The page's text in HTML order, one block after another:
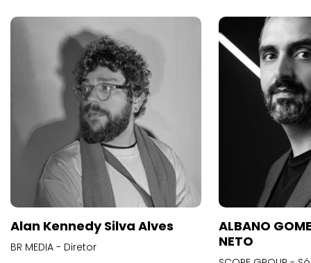
Alan Kennedy Silva Alves
BR MEDIA - Diretor
ALBANO
NETO